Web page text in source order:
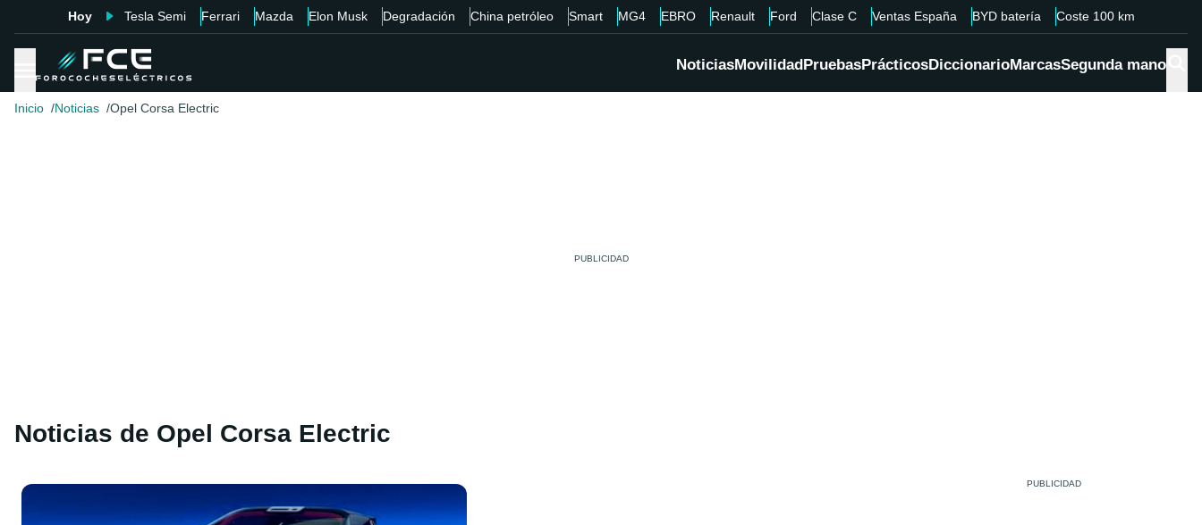
Hoy Tesla Semi Ferrari Mazda Elon Musk Degradación China petróleo Smart MG4 EBRO Renault Ford Clase C Ventas España BYD batería Coste 100 km
NoticiasMovilidadPruebasPrácticosDiccionarioMarcasSegunda mano
Inicio Noticias Opel Corsa Electric
Noticias de Opel Corsa Electric